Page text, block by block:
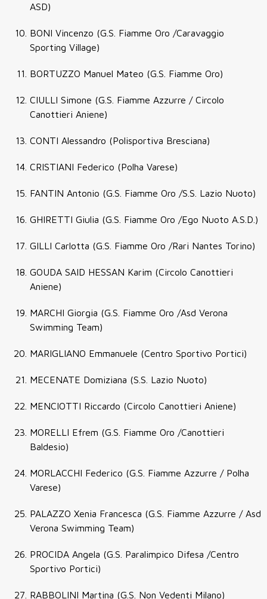
ASD)
BONI Vincenzo (G.S. Fiamme Oro /Caravaggio
Sporting Village)
BORTUZZO Manuel Mateo (G.S. Fiamme Oro)
CIULLI Simone (G.S. Fiamme Azzurre / Circolo
Canottieri Aniene)
CONTI Alessandro (Polisportiva Bresciana)
CRISTIANI Federico (Polha Varese)
FANTIN Antonio (G.S. Fiamme Oro /S.S. Lazio Nuoto)
GHIRETTI Giulia (G.S. Fiamme Oro /Ego Nuoto A.S.D.)
GILLI Carlotta (G.S. Fiamme Oro /Rari Nantes Torino)
GOUDA SAID HESSAN Karim (Circolo Canottieri
Aniene)
MARCHI Giorgia (G.S. Fiamme Oro /Asd Verona
Swimming Team)
MARIGLIANO Emmanuele (Centro Sportivo Portici)
MECENATE Domiziana (S.S. Lazio Nuoto)
MENCIOTTI Riccardo (Circolo Canottieri Aniene)
MORELLI Efrem (G.S. Fiamme Oro /Canottieri
Baldesio)
MORLACCHI Federico (G.S. Fiamme Azzurre / Polha
Varese)
PALAZZO Xenia Francesca (G.S. Fiamme Azzurre / Asd
Verona Swimming Team)
PROCIDA Angela (G.S. Paralimpico Difesa /Centro
Sportivo Portici)
RABBOLINI Martina (G.S. Non Vedenti Milano)